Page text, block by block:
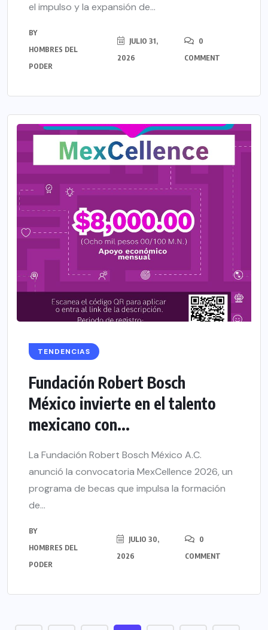
el impulso y la expansión de...
BY
HOMBRES DEL
PODER
JULIO 31,
2026
0
COMMENT
TENDENCIAS
Fundación Robert Bosch
México invierte en el talento
mexicano con...
La Fundación Robert Bosch México A.C.
anunció la convocatoria MexCellence 2026, un
programa de becas que impulsa la formación
de...
BY
HOMBRES DEL
PODER
JULIO 30,
2026
0
COMMENT